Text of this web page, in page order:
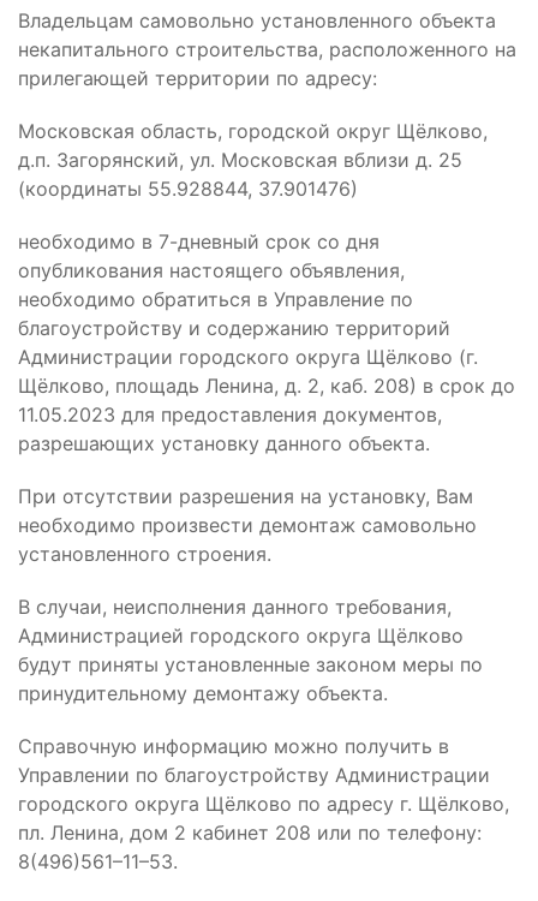
Владельцам самовольно установленного объекта
некапитального строительства, расположенного на
прилегающей территории по адресу:
Московская область, городской округ Щёлково,
д.п. Загорянский, ул. Московская вблизи д. 25
(координаты 55.928844, 37.901476)
необходимо в 7-дневный срок со дня
опубликования настоящего объявления,
необходимо обратиться в Управление по
благоустройству и содержанию территорий
Администрации городского округа Щёлково (г.
Щёлково, площадь Ленина, д. 2, каб. 208) в срок до
11.05.2023 для предоставления документов,
разрешающих установку данного объекта.
При отсутствии разрешения на установку, Вам
необходимо произвести демонтаж самовольно
установленного строения.
В случаи, неисполнения данного требования,
Администрацией городского округа Щёлково
будут приняты установленные законом меры по
принудительному демонтажу объекта.
Справочную информацию можно получить в
Управлении по благоустройству Администрации
городского округа Щёлково по адресу г. Щёлково,
пл. Ленина, дом 2 кабинет 208 или по телефону:
8(496)561–11–53.